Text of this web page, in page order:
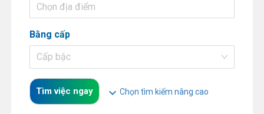
Chọn địa điểm
Bằng cấp
Cấp bậc
Tìm việc ngay expand_more Chọn tìm kiếm nâng cao